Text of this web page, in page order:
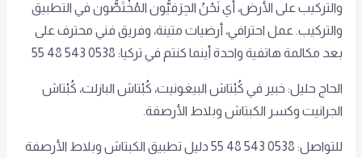
والتركيب على الأرض، أي نَحْنُ الحِرَفيُّون المُخْتَصُّون في التطبيق
والتركيب. عمل احترافي، أرضيات متينة، وفريق فني محترف على
بعد مكالمة هاتفية واحدة أينما كنتم في تركيا: 0538 543 48 55
​​​​الحاج حليل: خبير في كُبْتاش البيغونيت، كُبْتاش البازلت، كُبْتاش
الجرانيت وكسر الكبتاش وبلاط الأرصفة.
للتواصل: 0538 543 48 55 دليل تطبيق الكبتاش وبلاط الأرصفة